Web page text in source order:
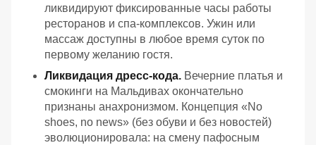
ликвидируют фиксированные часы работы
ресторанов и спа-комплексов. Ужин или
массаж доступны в любое время суток по
первому желанию гостя.
Ликвидация дресс-кода. Вечерние платья и
смокинги на Мальдивах окончательно
признаны анахронизмом. Концепция «No
shoes, no news» (без обуви и без новостей)
эволюционировала: на смену пафосным